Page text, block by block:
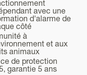
avec une
d'alarme de
côté
à
et aux
animaux
de protection
garantie 5 ans